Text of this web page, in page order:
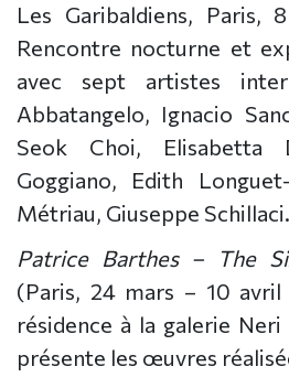
Les Garibaldiens, Paris,
Rencontre nocturne et
avec sept artistes
Abbatangelo, Ignacio
Seok Choi, Elisabetta
Goggiano, Edith
Métriau, Giuseppe Schillaci.
Patrice Barthes – The
(Paris, 24 mars – 10 avril
résidence à la galerie
présente les œuvres